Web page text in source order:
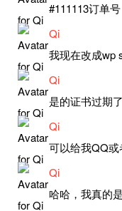
#111113订单
Qi
我现在改成wp
Qi
Qi
Qi
哈哈，我真的